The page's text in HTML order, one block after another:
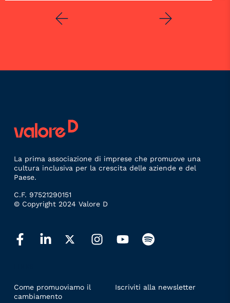
La prima associazione di imprese che promuove una
cultura inclusiva per la crescita delle aziende e del
Paese.
C.F. 97521290151
© Copyright 2024 Valore D
Come promuoviamo il
cambiamento
Iscriviti alla newsletter